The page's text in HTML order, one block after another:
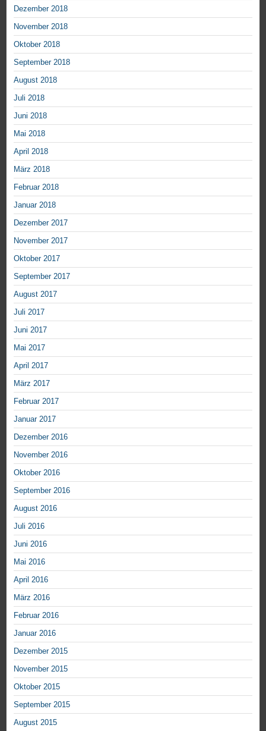
Dezember 2018
November 2018
Oktober 2018
September 2018
August 2018
Juli 2018
Juni 2018
Mai 2018
April 2018
März 2018
Februar 2018
Januar 2018
Dezember 2017
November 2017
Oktober 2017
September 2017
August 2017
Juli 2017
Juni 2017
Mai 2017
April 2017
März 2017
Februar 2017
Januar 2017
Dezember 2016
November 2016
Oktober 2016
September 2016
August 2016
Juli 2016
Juni 2016
Mai 2016
April 2016
März 2016
Februar 2016
Januar 2016
Dezember 2015
November 2015
Oktober 2015
September 2015
August 2015